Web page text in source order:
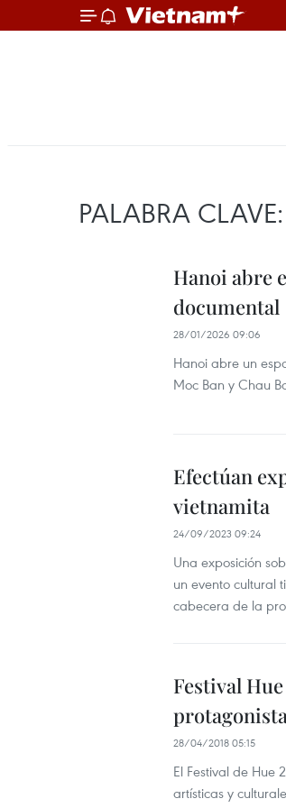
PALABRA CLAVE:
Hanoi abre
documental
28/01/2026 09:06
Hanoi abre un
Moc Ban y Chau
Efectúan
vietnamita
24/09/2023 09:24
Una exposición
un evento cultural
cabecera de la
Festival
28/04/2018 05:15
El Festival de Hue
artísticas y